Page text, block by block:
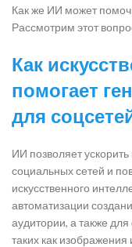
Как же ИИ может
Рассмотрим этот
Как
помогает
для
ИИ позволяет
социальных сетей и
искусственного
автоматизации
аудитории, а также
таких как